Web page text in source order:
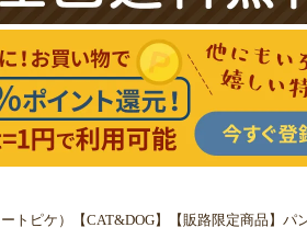
トピケ）【CAT&DOG】【販路限定商品】パ